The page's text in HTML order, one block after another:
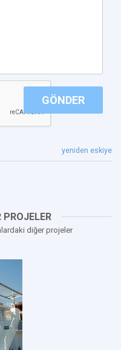
GÖNDER
yeniden eskiye
PROJELER
diğer projeler